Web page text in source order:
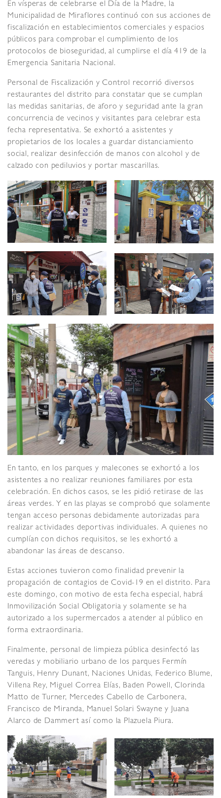
En vísperas de celebrarse el Día de la Madre, la
Municipalidad de Miraflores continuó con sus acciones de
fiscalización en establecimientos comerciales y espacios
públicos para comprobar el cumplimiento de los
protocolos de bioseguridad, al cumplirse el día 419 de la
Emergencia Sanitaria Nacional.
Personal de Fiscalización y Control recorrió diversos
restaurantes del distrito para constatar que se cumplan
las medidas sanitarias, de aforo y seguridad ante la gran
concurrencia de vecinos y visitantes para celebrar esta
fecha representativa. Se exhortó a asistentes y
propietarios de los locales a guardar distanciamiento
social, realizar desinfección de manos con alcohol y de
calzado con pediluvios y portar mascarillas.
En tanto, en los parques y malecones se exhortó a los
asistentes a no realizar reuniones familiares por esta
celebración. En dichos casos, se les pidió retirase de las
áreas verdes. Y en las playas se comprobó que solamente
tengan acceso personas debidamente autorizadas para
realizar actividades deportivas individuales. A quienes no
cumplían con dichos requisitos, se les exhortó a
abandonar las áreas de descanso.
Estas acciones tuvieron como finalidad prevenir la
propagación de contagios de Covid-19 en el distrito. Para
este domingo, con motivo de esta fecha especial, habrá
Inmovilización Social Obligatoria y solamente se ha
autorizado a los supermercados a atender al público en
forma extraordinaria.
Finalmente, personal de limpieza pública desinfectó las
veredas y mobiliario urbano de los parques Fermín
Tanguis, Henry Dunant, Naciones Unidas, Federico Blume,
Villena Rey, Miguel Correa Elías, Baden Powell, Clorinda
Matto de Turner, Mercedes Cabello de Carbonera,
Francisco de Miranda, Manuel Solari Swayne y Juana
Alarco de Dammert así como la Plazuela Piura.